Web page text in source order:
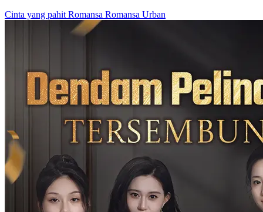
Cinta yang pahit Romansa Romansa Urban